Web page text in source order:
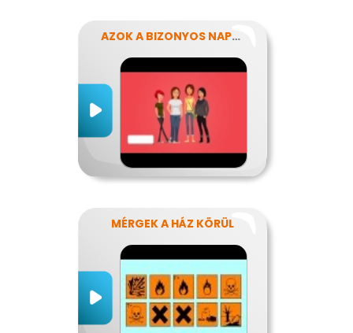
AZOK A BIZONYOS NAPOK
MÉRGEK A HÁZ KÖRÜL